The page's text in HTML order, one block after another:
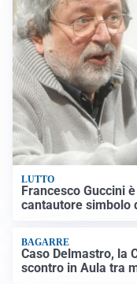
LUTTO
Francesco Guccini
cantautore simbolo
BAGARRE
Caso Delmastro, la
scontro in Aula tra